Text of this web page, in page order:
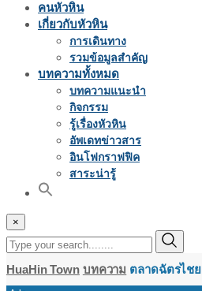
คนหัวหิน
เกี่ยวกับหัวหิน
การเดินทาง
รวมข้อมูลสำคัญ
บทความทั้งหมด
บทความแนะนำ
กิจกรรม
รู้เรื่องหัวหิน
อัพเดทข่าวสาร
อินโฟกราฟฟิค
สาระน่ารู้
×
HuaHin Town บทความ ตลาดฉัตรไชย